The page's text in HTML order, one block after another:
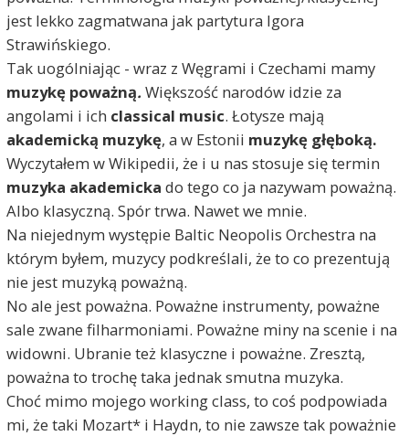
jest lekko zagmatwana jak partytura Igora
Strawińskiego.
Tak uogólniając - wraz z Węgrami i Czechami mamy
muzykę poważną. Większość narodów idzie za
angolami i ich classical music. Łotysze mają
akademicką muzykę, a w Estonii muzykę głęboką.
Wyczytałem w Wikipedii, że i u nas stosuje się termin
muzyka akademicka do tego co ja nazywam poważną.
Albo klasyczną. Spór trwa. Nawet we mnie.
Na niejednym występie Baltic Neopolis Orchestra na
którym byłem, muzycy podkreślali, że to co prezentują
nie jest muzyką poważną.
No ale jest poważna. Poważne instrumenty, poważne
sale zwane filharmoniami. Poważne miny na scenie i na
widowni. Ubranie też klasyczne i poważne. Zresztą,
poważna to trochę taka jednak smutna muzyka.
Choć mimo mojego working class, to coś podpowiada
mi, że taki Mozart* i Haydn, to nie zawsze tak poważnie